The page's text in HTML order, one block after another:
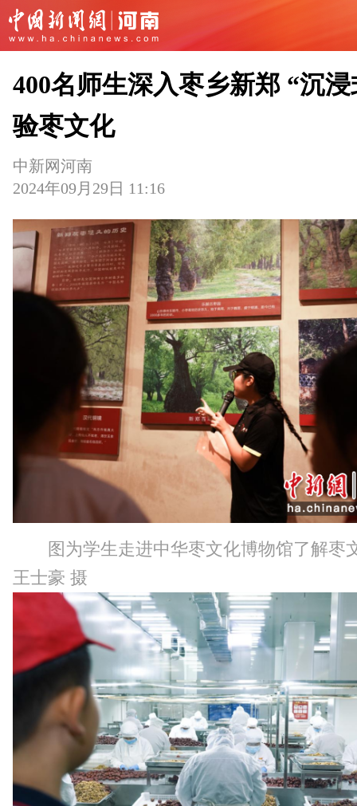
400名师生深入枣乡新郑 “沉浸
验枣文化
中新网河南
2024年09月29日 11:16
图为学生走进中华枣文化博物馆了解枣
王士豪 摄